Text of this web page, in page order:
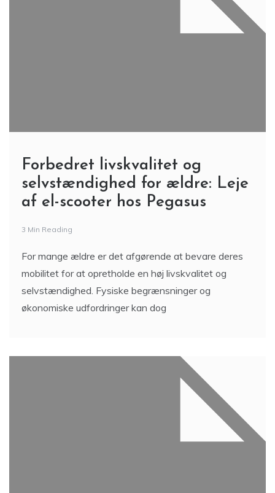
Forbedret livskvalitet og
selvstændighed for ældre: Leje
af el-scooter hos Pegasus
3 Min Reading
For mange ældre er det afgørende at bevare deres
mobilitet for at opretholde en høj livskvalitet og
selvstændighed. Fysiske begrænsninger og
økonomiske udfordringer kan dog